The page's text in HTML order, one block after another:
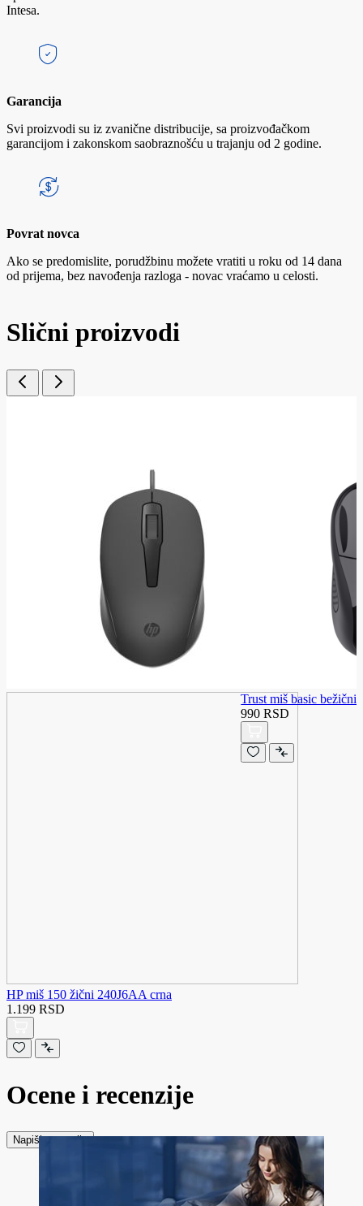
Intesa.
Garancija
Svi proizvodi su iz zvanične distribucije, sa proizvođačkom
garancijom i zakonskom saobraznošću u trajanju od 2 godine.
Povrat novca
Ako se predomislite, porudžbinu možete vratiti u roku od 14 dana
od prijema, bez navođenja razloga - novac vraćamo u celosti.
Slični proizvodi
HP miš 150 žični 240J6AA crna
1.199 RSD
Trust miš basic bežični
990 RSD
Ocene i recenzije
Napiši recenziju